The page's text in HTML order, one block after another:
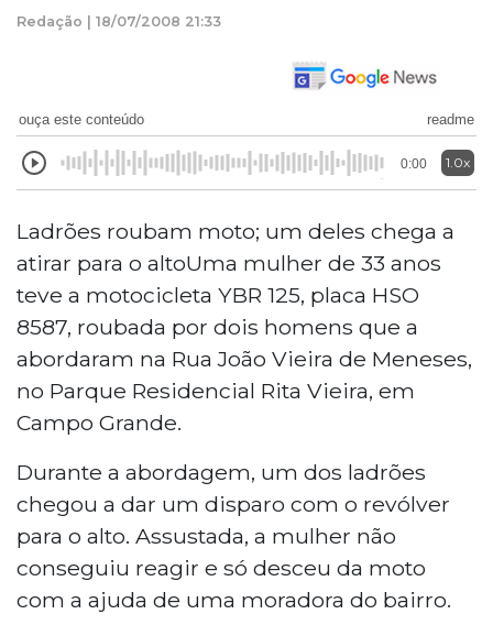
Redação | 18/07/2008 21:33
ouça este conteúdo readme
0:00 1.0x
Ladrões roubam moto; um deles chega a
atirar para o altoUma mulher de 33 anos
teve a motocicleta YBR 125, placa HSO
8587, roubada por dois homens que a
abordaram na Rua João Vieira de Meneses,
no Parque Residencial Rita Vieira, em
Campo Grande.
Durante a abordagem, um dos ladrões
chegou a dar um disparo com o revólver
para o alto. Assustada, a mulher não
conseguiu reagir e só desceu da moto
com a ajuda de uma moradora do bairro.